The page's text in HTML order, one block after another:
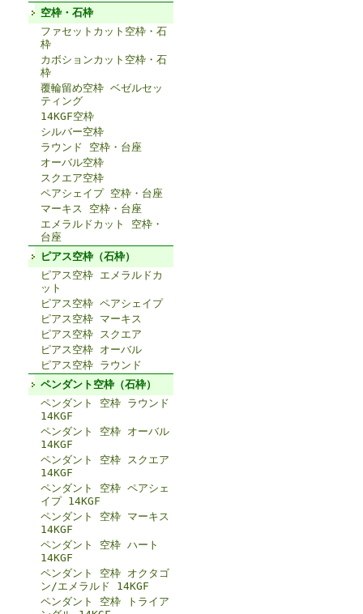
空枠・石枠
ファセットカット空枠・石
枠
カボションカット空枠・石
枠
覆輪留め空枠 ベゼルセッ
ティング
14KGF空枠
シルバー空枠
ラウンド 空枠・台座
オーバル空枠
スクエア空枠
ペアシェイプ 空枠・台座
マーキス 空枠・台座
エメラルドカット 空枠・
台座
ピアス空枠（石枠）
ピアス空枠 エメラルドカ
ット
ピアス空枠 ペアシェイプ
ピアス空枠 マーキス
ピアス空枠 スクエア
ピアス空枠 オーバル
ピアス空枠 ラウンド
ペンダント空枠（石枠）
ペンダント 空枠 ラウンド
14KGF
ペンダント 空枠 オーバル
14KGF
ペンダント 空枠 スクエア
14KGF
ペンダント 空枠 ペアシェ
イプ 14KGF
ペンダント 空枠 マーキス
14KGF
ペンダント 空枠 ハート
14KGF
ペンダント 空枠 オクタゴ
ン/エメラルド 14KGF
ペンダント 空枠 トライア